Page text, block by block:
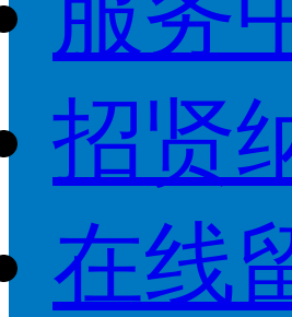
招贤
在线